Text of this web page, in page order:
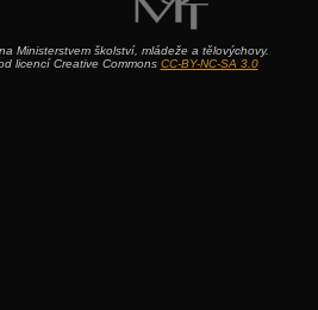
Ministerstvem školství, mládeže a tělovýchovy.
licencí Creative Commons CC-BY-NC-SA 3.0